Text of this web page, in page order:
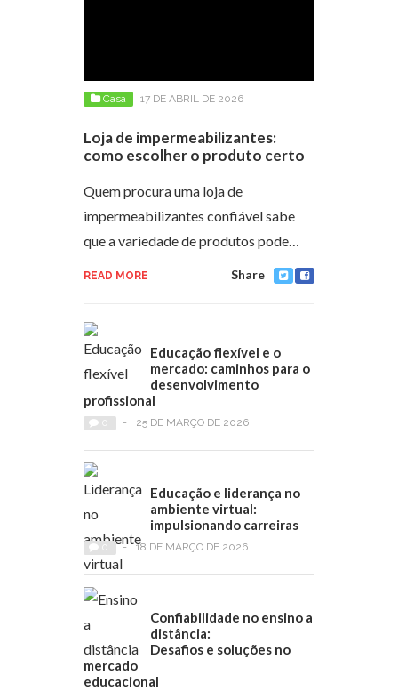
Casa 17 DE ABRIL DE 2026
Loja de impermeabilizantes:
como escolher o produto certo
Quem procura uma loja de
impermeabilizantes confiável sabe
que a variedade de produtos pode…
READ MORE Share
Educação flexível e o
mercado: caminhos para o
desenvolvimento
profissional
- 25 DE MARÇO DE 2026
Educação e liderança no
ambiente virtual:
impulsionando carreiras
- 18 DE MARÇO DE 2026
Confiabilidade no ensino a
distância:
Desafios e soluções no
mercado
educacional